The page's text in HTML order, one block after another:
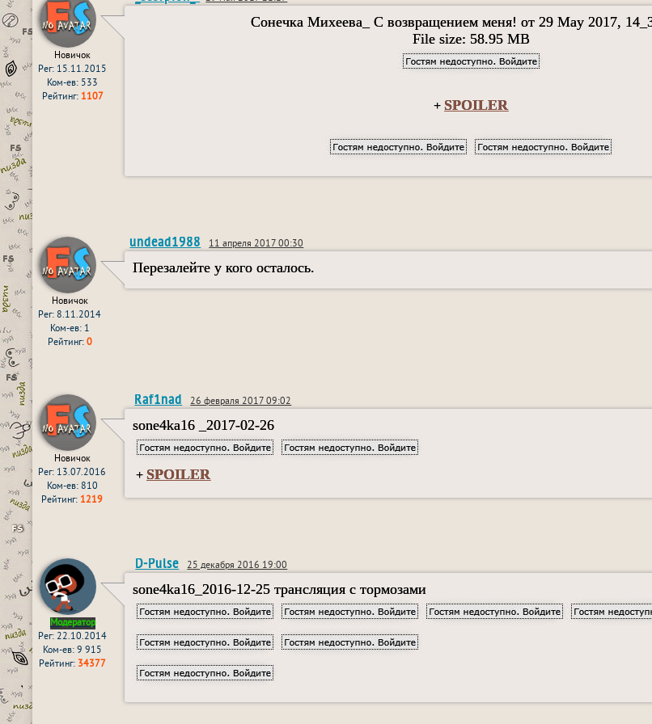
Новичок
Рег: 15.11.2015
Ком-ев: 533
Рейтинг: 1107
Сонечка Михеева_ С возвращением меня! от 29 May 2017,
File size: 58.95 MB
+ SPOILER
Новичок
Рег: 8.11.2014
Ком-ев: 1
Рейтинг: 0
undead1988 11 апреля 2017 00:30
Перезалейте у кого осталось.
Новичок
Рег: 13.07.2016
Ком-ев: 810
Рейтинг: 1219
Raf1nad 26 февраля 2017 09:02
sone4ka16 _2017-02-26
+ SPOILER
Модератор
Рег: 22.10.2014
Ком-ев: 9 915
Рейтинг: 34377
D-Pulse 25 декабря 2016 19:00
sone4ka16_2016-12-25 трансляция с тормозами